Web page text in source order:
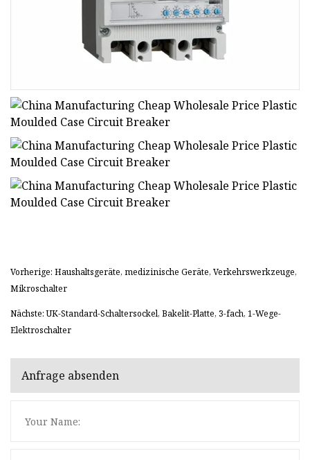
Vorherige: Haushaltsgeräte, medizinische Geräte, Verkehrswerkzeuge,
Mikroschalter
Nächste: UK-Standard-Schaltersockel, Bakelit-Platte, 3-fach, 1-Wege-
Elektroschalter
Anfrage absenden